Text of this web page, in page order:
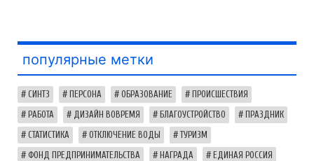
популярные метки
СИНТЗ ПЕРСОНА ОБРАЗОВАНИЕ ПРОИСШЕСТВИЯ
РАБОТА ДИЗАЙН ВОВРЕМЯ БЛАГОУСТРОЙСТВО ПРАЗДНИК
СТАТИСТИКА ОТКЛЮЧЕНИЕ ВОДЫ ТУРИЗМ
ФОНД ПРЕДПРИНИМАТЕЛЬСТВА НАГРАДА ЕДИНАЯ РОССИЯ